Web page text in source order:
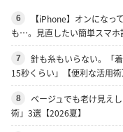
6
【iPhone】オンにな
も…。見直したい簡単スマホ
7
針も糸もいらない。「
15秒くらい」【便利な活用術
8
ベージュでも老け見え
術」3選【2026夏】